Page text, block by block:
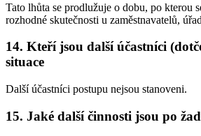
Tato lhůta se prodlužuje o dobu, po kterou
rozhodné skutečnosti u zaměstnavatelů,
14. Kteří jsou další účastníci
situace
Další účastníci postupu nejsou stanoveni.
15. Jaké další činnosti jsou po